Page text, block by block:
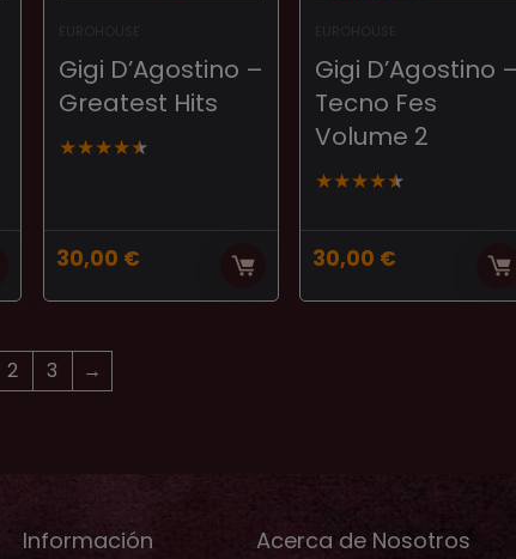
Gigi D’Agostino –
Greatest Hits
★★★★★
30,00 €
Gigi D’Agostino
Tecno Fes
Volume 2
★★★★★
30,00 €
2 3 →
Información Acerca de Nosotros